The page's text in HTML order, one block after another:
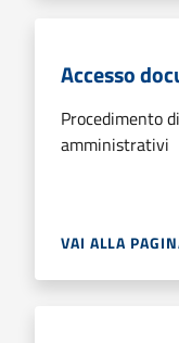
Accesso
Procedimento
amministrativi
VAI ALLA